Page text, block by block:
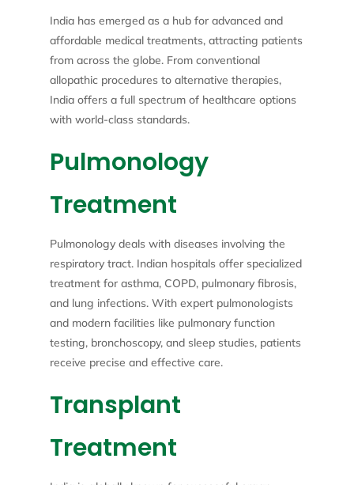
India has emerged as a hub for advanced and
affordable medical treatments, attracting patients
from across the globe. From conventional
allopathic procedures to alternative therapies,
India offers a full spectrum of healthcare options
with world-class standards.
Pulmonology
Treatment
Pulmonology deals with diseases involving the
respiratory tract. Indian hospitals offer specialized
treatment for asthma, COPD, pulmonary fibrosis,
and lung infections. With expert pulmonologists
and modern facilities like pulmonary function
testing, bronchoscopy, and sleep studies, patients
receive precise and effective care.
Transplant
Treatment